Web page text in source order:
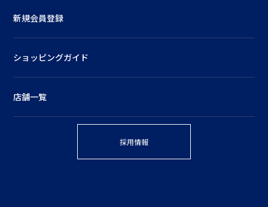
新規会員登録
ショッピングガイド
店舗一覧
採用情報